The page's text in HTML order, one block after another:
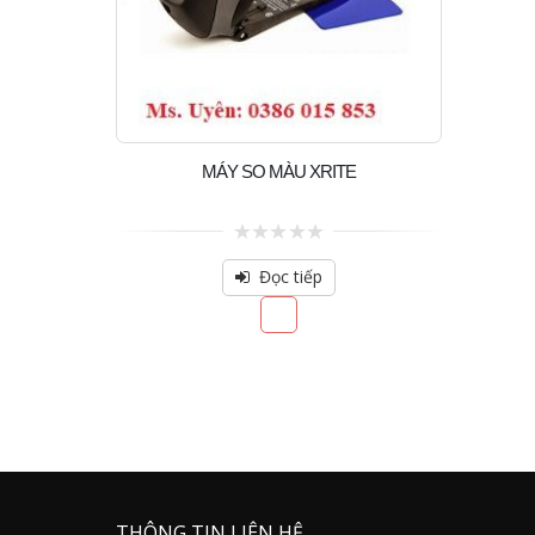
MÁY SO MÀU XRITE
0
out
of
Đọc tiếp